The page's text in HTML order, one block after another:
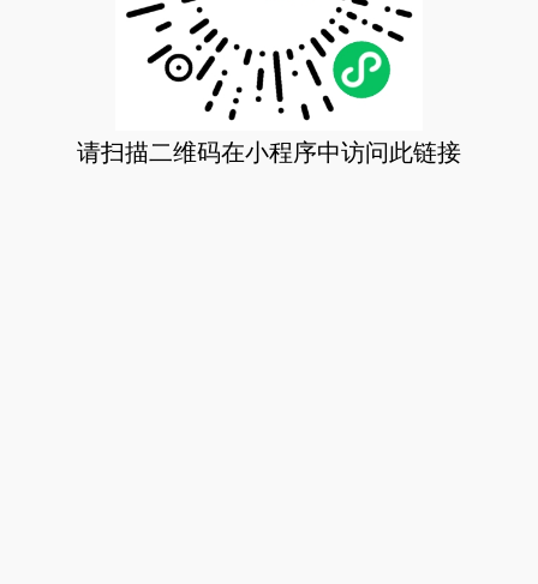
请扫描二维码在小程序中访问此链接